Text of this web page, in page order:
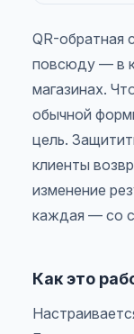
QR-обратная
повсюду — в
магазинах.
обычной
цель.
клиенты
изменение
каждая — со
Как это